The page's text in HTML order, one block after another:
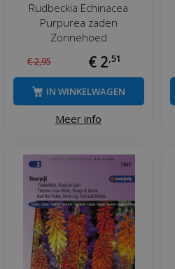
Rudbeckia Echinacea
Purpurea zaden
Zonnehoed
€2,95 € 2,51
Meer info
IN WINKELWAGEN